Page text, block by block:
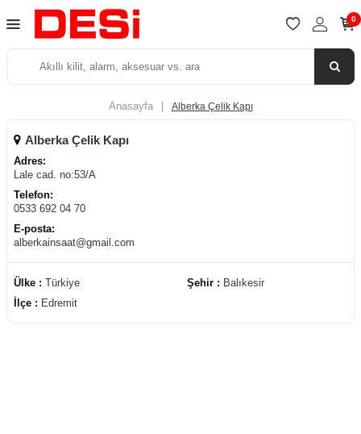
0
Anasayfa Alberka Çelik Kapı
Alberka Çelik Kapı
Adres:
Lale cad. no:53/A
Telefon:
0533 692 04 70
E-posta:
alberkainsaat@gmail.com
Ülke : Türkiye Şehir : Balıkesir
İlçe : Edremit